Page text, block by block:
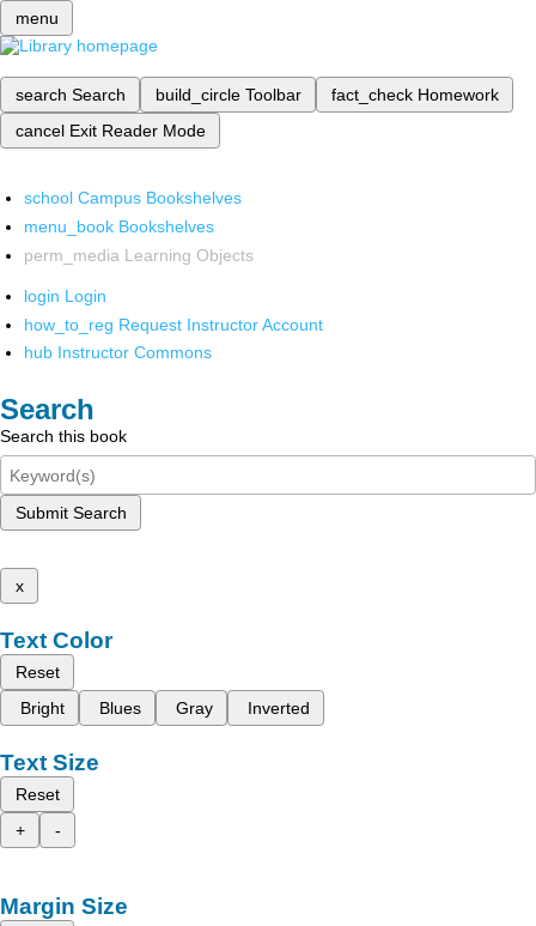
menu
search Search build_circle Toolbar fact_check Homework
cancel Exit Reader Mode
school Campus Bookshelves
menu_book Bookshelves
perm_media Learning Objects
login Login
how_to_reg Request Instructor Account
hub Instructor Commons
Search
Search this book
Submit Search
x
Text Color
Reset
Bright
Blues Gray Inverted
Text Size
Reset
+
-
Margin Size